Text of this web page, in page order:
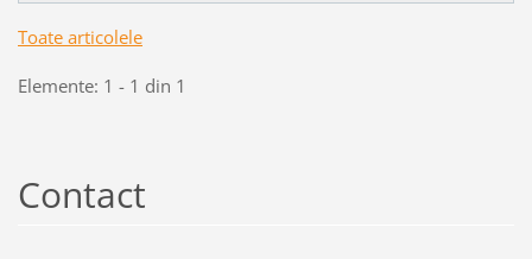
Toate articolele
Elemente: 1 - 1 din 1
Contact